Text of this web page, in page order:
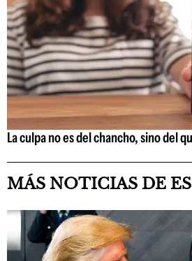
La culpa no es del chancho, sino del
MÁS NOTICIAS DE